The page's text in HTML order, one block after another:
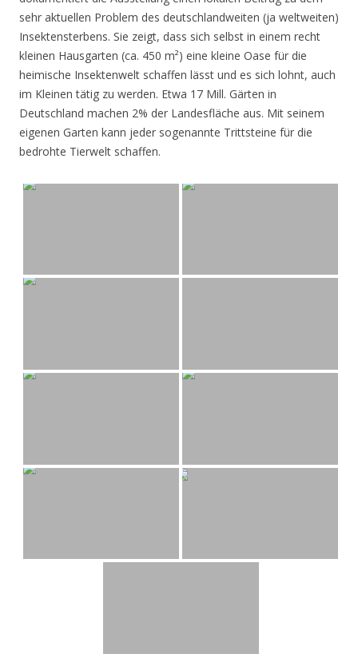
sehr aktuellen Problem des deutschlandweiten (ja weltweiten)
Insektensterbens. Sie zeigt, dass sich selbst in einem recht
kleinen Hausgarten (ca. 450 m²) eine kleine Oase für die
heimische Insektenwelt schaffen lässt und es sich lohnt, auch
im Kleinen tätig zu werden. Etwa 17 Mill. Gärten in
Deutschland machen 2% der Landesfläche aus. Mit seinem
eigenen Garten kann jeder sogenannte Trittsteine für die
bedrohte Tierwelt schaffen.